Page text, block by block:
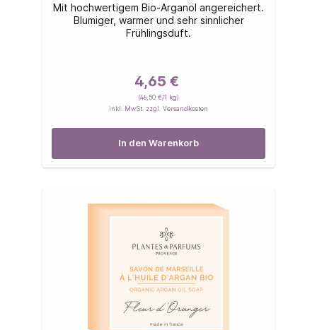
Mit hochwertigem Bio-Arganöl angereichert.
Blumiger, warmer und sehr sinnlicher
Frühlingsduft.
4,65 €
(46,50 €/1 kg)
inkl. MwSt. zzgl. Versandkosten
In den Warenkorb